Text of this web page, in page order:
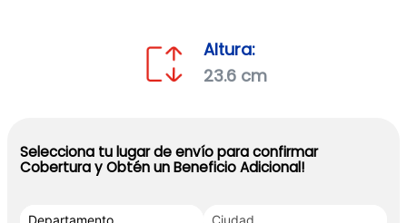
Altura:
23.6 cm
Selecciona tu lugar de envío para confirmar
Cobertura y Obtén un Beneficio Adicional!